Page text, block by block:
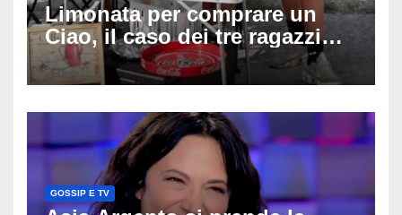
Limonata per comprare un
Ciao, il caso dei tre ragazzi
divide l’Italia: Fedriga li invita
in Regione, Vannacci li
GOSSIP E TV